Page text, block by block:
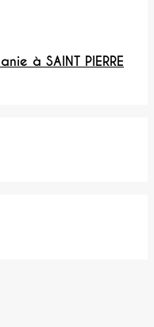
à SAINT PIERRE